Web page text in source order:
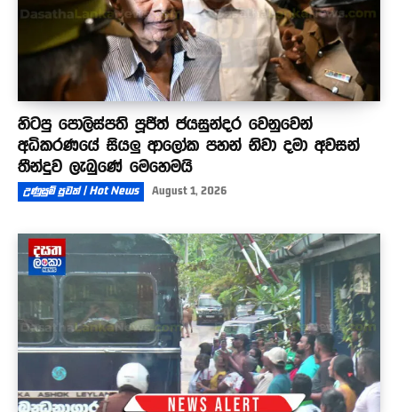
හිටපු පොලිස්පති පූජිත් ජයසුන්දර වෙනුවෙන්
අධිකරණයේ සියලු ආලෝක පහන් නිවා දමා අවසන්
තීන්දුව ලැබුණේ මෙහෙමයි
උණුසුම් පුවත් | Hot News August 1, 2026